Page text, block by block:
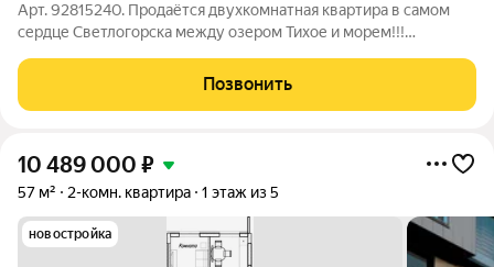
Арт. 92815240. Продаётся двухкомнатная квартира в самом
сердце Светлогорска между озером Тихое и морем!!!
после реконструкции, второй этаж трёхэтажного дома
идеальное сочетание городской
Позвонить
10 489 000 ₽
57 м² 2-комн. квартира 1 этаж из 5
новостройка